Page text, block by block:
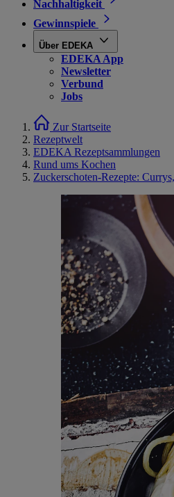
Nachhaltigkeit
Gewinnspiele
Über EDEKA
EDEKA App
Newsletter
Verbund
Jobs
Zur Startseite
Rezeptwelt
EDEKA Rezeptsammlungen
Rund ums Kochen
Zuckerschoten-Rezepte: